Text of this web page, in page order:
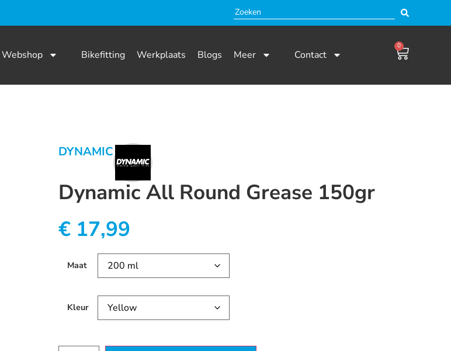
Webshop Bikefitting Werkplaats Blogs Meer Contact
0
DYNAMIC
Dynamic All Round Grease 150gr
€ 17,99
Maat
Kleur